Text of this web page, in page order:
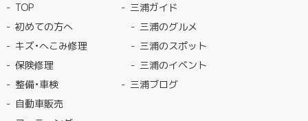
TOP
初めての方へ
キズ・へこみ修理
保険修理
整備・車検
自動車販売
三浦ガイド
三浦のグルメ
三浦のスポット
三浦のイベント
三浦ブログ